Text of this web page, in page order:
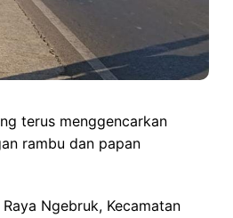
terus menggencarkan
rambu dan papan
Ngebruk, Kecamatan